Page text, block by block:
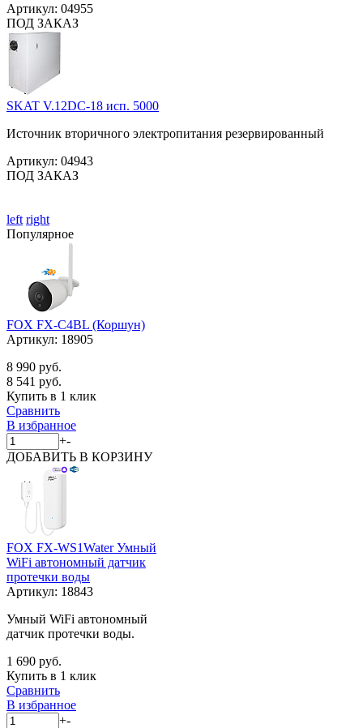
Артикул: 04955
ПОД ЗАКАЗ
SKAT V.12DC-18 исп. 5000
Источник вторичного электропитания резервированный
Артикул: 04943
ПОД ЗАКАЗ
left right
Популярное
FOX FX-C4BL (Коршун)
Артикул: 18905
8 990 руб.
8 541 руб.
Купить в 1 клик
Сравнить
В избранное
+-
ДОБАВИТЬ В КОРЗИНУ
FOX FX-WS1Water Умный
WiFi автономный датчик
протечки воды
Артикул: 18843
Умный WiFi автономный
датчик протечки воды.
1 690 руб.
Купить в 1 клик
Сравнить
В избранное
+-